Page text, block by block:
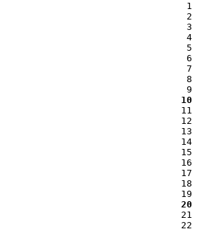
1
2
3
4
5
6
7
8
9
10
11
12
13
14
15
16
17
18
19
20
21
22